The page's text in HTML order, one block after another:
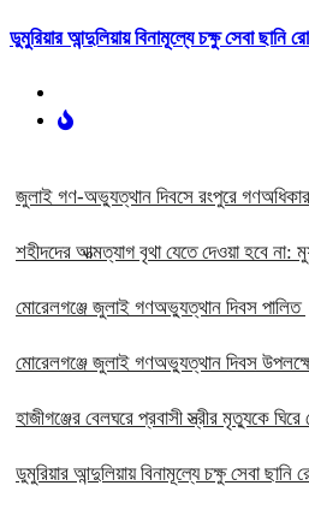
ডুমুরিয়ার আন্দুলিয়ায় বিনামূল্যে চক্ষু সেবা ছানি
‎জুলাই গণ-অভ্যুত্থান দিবসে রংপুরে গণঅধিকার
‎শহীদদের আত্মত্যাগ বৃথা যেতে দেওয়া হবে
মোরেলগঞ্জে জুলাই গণঅভ্যুত্থান দিবস পালিত
মোরেলগঞ্জে জুলাই গণঅভ্যুত্থান দিবস
হাজীগঞ্জের বেলঘরে প্রবাসী স্ত্রীর মৃত্যুকে ঘিরে
ডুমুরিয়ার আন্দুলিয়ায় বিনামূল্যে চক্ষু সেবা ছানি